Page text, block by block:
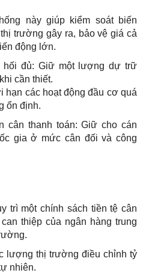
này giúp kiểm soát biến
trường gây ra, bảo vệ giá cả
động lớn.
đủ: Giữ một lượng dự trữ
cần thiết.
hạn các hoạt động đầu cơ quá
ổn định.
cân thanh toán: Giữ cho cán
gia ở mức cân đối và công
trì một chính sách tiền tệ cân
thiệp của ngân hàng trung
lượng thị trường điều chỉnh tỷ
nhiên.